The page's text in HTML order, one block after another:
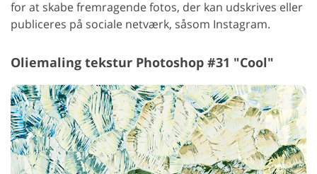
for at skabe fremragende fotos, der kan udskrives eller
publiceres på sociale netværk, såsom Instagram.
Oliemaling tekstur Photoshop #31 "Cool"